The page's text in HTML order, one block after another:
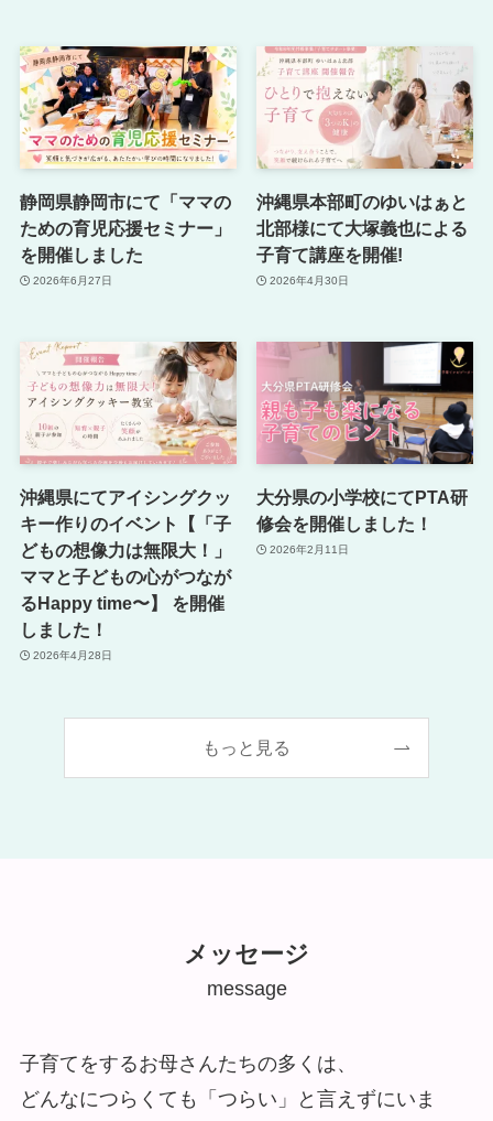
静岡県静岡市にて「ママの
ための育児応援セミナー」
を開催しました
2026年6月27日
沖縄県本部町のゆいはぁと
北部様にて大塚義也による
子育て講座を開催!
2026年4月30日
沖縄県にてアイシングクッ
キー作りのイベント【「子
どもの想像力は無限大！」
ママと子どもの心がつなが
るHappy time〜】 を開催
しました！
2026年4月28日
大分県の小学校にてPTA研
修会を開催しました！
2026年2月11日
もっと見る
メッセージ
message
子育てをするお母さんたちの多くは、
どんなにつらくても「つらい」と言えずにいま